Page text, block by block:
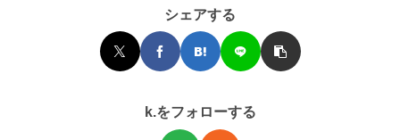
シェアする
k.をフォローする